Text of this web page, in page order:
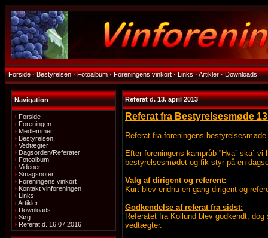
Forside · Bestyrelsen · Fotoalbum · Foreningens vinkort · Links ·Artikler · Downloads
Navigation
Forside
Foreningen
Medlemmer
Bestyrelsen
Vedtægter
Dagsorden/Referater
Fotoalbum
Videoer
Smagsnoter
Foreningens vinkort
Kontakt vinforeningen
Links
Artikler
Downloads
Søg
Referat d. 16.07.2016
Referat d. 13. april 2013
Referat fra Bestyrelsesmøde
Referat fra foreningens
Efter foreningens kampråb ”Hva` ska`
bestyrelsesmødet og fik styr på en
Valg af dirigent og referent:
Kurt blev endnu en gang dirigent og
Godkendelse af referat fra sidst:
Referatet fra Kollund blev godkendt,
vedtægter.